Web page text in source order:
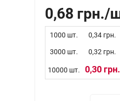
0,68 грн.
1000 шт. 0,34 грн.
3000 шт. 0,32 грн.
10000 шт. 0,30 грн.